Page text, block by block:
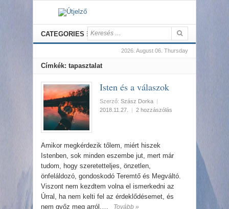
CATEGORIES
2026. August 06. Thursday
Címkék: tapasztalat
Isten és a válaszok
Szerző: Szász Dorka |
2018.11.27.
| 2 hozzászólás
Amikor megkérdezik tőlem, miért hiszek
Istenben, sok minden eszembe jut, mert már
tudom, hogy szeretetteljes, önzetlen,
önfeláldozó, gondoskodó Teremtő és Megváltó.
Viszont nem kezdtem volna el ismerkedni az
Úrral, ha nem kelti fel az érdeklődésemet, és
nem győz meg arról,…
Tovább »